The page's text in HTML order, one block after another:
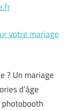
votre mariage
? Un mariage
d’âge